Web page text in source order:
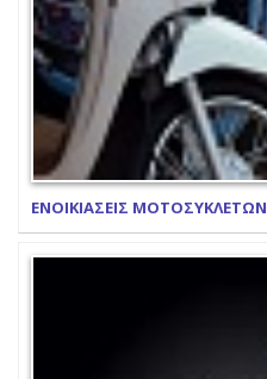
ΕΝΟΙΚΙΑΣΕΙΣ ΜΟΤΟΣΥΚΛΕΤΩΝ